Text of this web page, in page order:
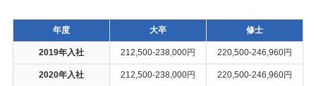
年度 大卒 修士
2019年入社 212,500-238,000円 220,500-246,960円
2020年入社 212,500-238,000円 220,500-246,960円